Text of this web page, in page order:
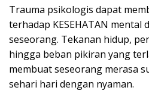
Trauma psikologis dapat
terhadap KESEHATAN mental
seseorang. Tekanan hidup,
hingga beban pikiran yang
membuat seseorang merasa
sehari hari dengan nyaman.